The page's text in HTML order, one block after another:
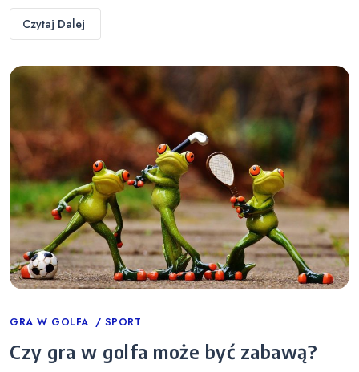
Czytaj Dalej
Categories
GRA W GOLFA SPORT
Czy gra w golfa może być zabawą?